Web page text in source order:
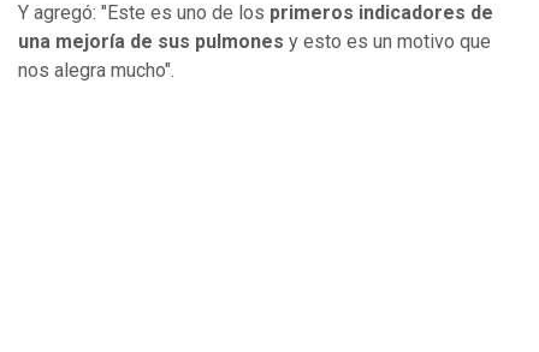
Y agregó: "Este es uno de los primeros indicadores de
una mejoría de sus pulmones y esto es un motivo que
nos alegra mucho".